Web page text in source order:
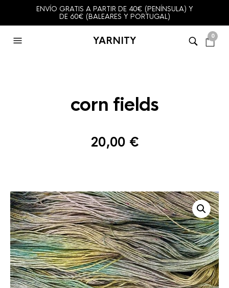
ENVÍO GRATIS A PARTIR DE 40€ (PENÍNSULA) Y
DE 60€ (BALEARES Y PORTUGAL)
YARNITY 0
corn fields
20,00 €